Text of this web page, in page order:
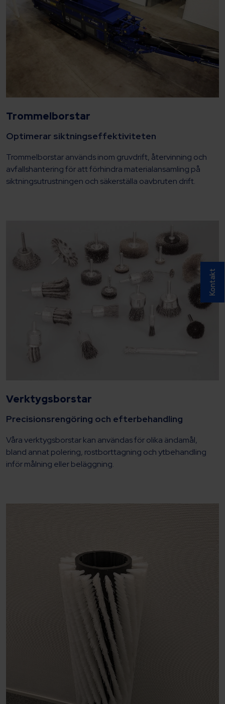
Trommelborstar
Optimerar siktningseffektiviteten
Trommelborstar används inom gruvdrift, återvinning och
avfallshantering för att förhindra materialansamling på
siktningsutrustningen och säkerställa oavbruten drift.
Verktygsborstar
Precisionsrengöring och efterbehandling
Våra verktygsborstar kan användas för olika ändamål,
bland annat polering, rostborttagning och ytbehandling
inför målning eller beläggning.
Kontakt